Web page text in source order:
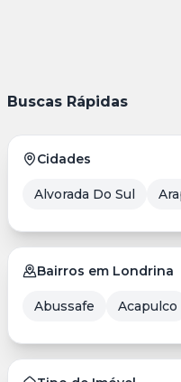
Buscas Rápidas
Cidades
Alvorada Do Sul
Bairros em Londrina
Abussafe Acapulco